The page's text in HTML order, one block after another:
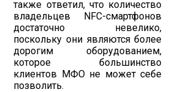
также ответил, что количество
владельцев NFC-смартфонов
достаточно невелико,
поскольку они являются более
дорогим оборудованием,
которое большинство
клиентов МФО не может себе
позволить.